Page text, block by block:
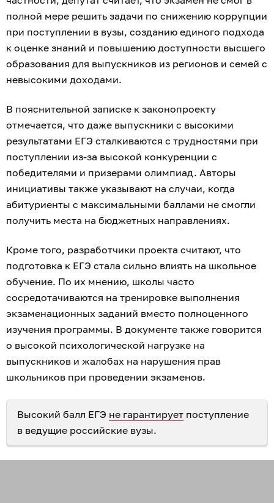
полной мере решить задачи по снижению коррупции
при поступлении в вузы, созданию единого подхода
к оценке знаний и повышению доступности высшего
образования для выпускников из регионов и семей с
невысокими доходами.
В пояснительной записке к законопроекту
отмечается, что даже выпускники с высокими
результатами ЕГЭ сталкиваются с трудностями при
поступлении из-за высокой конкуренции с
победителями и призерами олимпиад. Авторы
инициативы также указывают на случаи, когда
абитуриенты с максимальными баллами не смогли
получить места на бюджетных направлениях.
Кроме того, разработчики проекта считают, что
подготовка к ЕГЭ стала сильно влиять на школьное
обучение. По их мнению, школы часто
сосредотачиваются на тренировке выполнения
экзаменационных заданий вместо полноценного
изучения программы. В документе также говорится
о высокой психологической нагрузке на
выпускников и жалобах на нарушения прав
школьников при проведении экзаменов.
Высокий балл ЕГЭ не гарантирует поступление
в ведущие российские вузы.